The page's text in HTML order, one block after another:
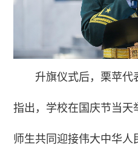
升旗仪式后，栗苹代
指出，学校在国庆节当天
师生共同迎接伟大中华人